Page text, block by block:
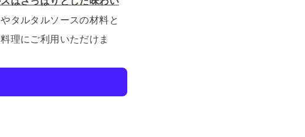
タルタルソースの材料と
理にご利用いただけま